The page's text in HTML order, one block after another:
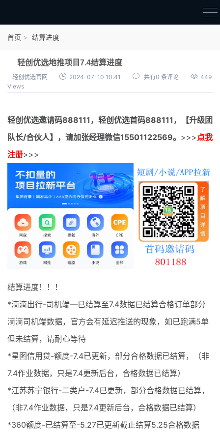
结算进度
团队长扶持
充场项目报价
无人直播
电商入门
最新通知
项目介绍
首页 结算进度
轻创优选地推项目7.4结算进度
轻创优选官网 2024-07-10 10:41 共有0 条评论
449
Views
轻创优选邀请码888111， 轻创优选首码888111，【升级团
队长/合伙人】，请加张经理微信15501122569。 >>>点我
注册>>>
结算进度！！！
*滴滴出行-司机端—已结算至7.4数据已结算合格订单部分
滴滴司机端数据，官方会有延迟推送的现象，如已跑满5单
但未结算，请耐心等待
*星图信用贷-额度-7.4已更新，部分合格数据已结算，（非
7.4作业数据，只是7.4更新后台，合格数据已结算）
*江苏苏宁银行-二类户-7.4已更新，部分合格数据已结算，
（非7.4作业数据，只是7.4更新后台，合格数据已结算）
*360额度-已结算至-5.27已更新截止结算5.25合格数据